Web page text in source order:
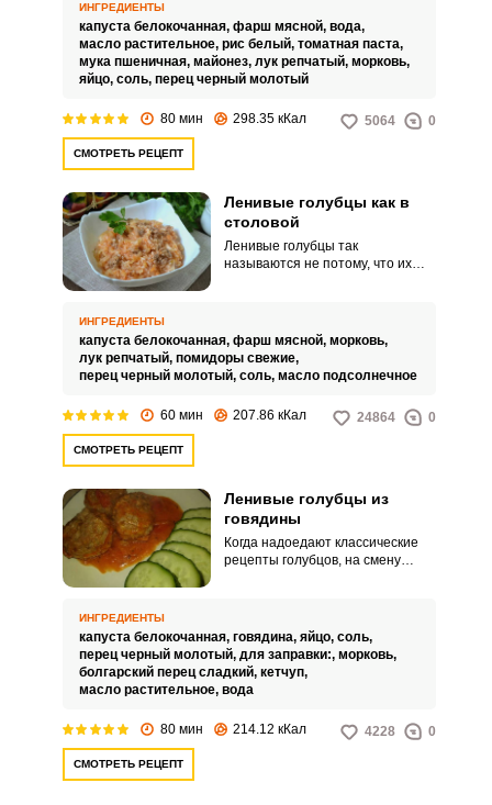
ИНГРЕДИЕНТЫ
капуста белокочанная, фарш мясной, вода,
масло растительное, рис белый, томатная паста,
мука пшеничная, майонез, лук репчатый, морковь,
яйцо, соль, перец черный молотый
80 мин 298.35 кКал 5064 0
СМОТРЕТЬ РЕЦЕПТ
Ленивые голубцы как в
столовой
Ленивые голубцы так
называются не потому, что их
требуется заворачивать в
капустные листы. Возможно,
некоторые даже найдут это
блюдо более вкусным по
вариантом.
ИНГРЕДИЕНТЫ
капуста белокочанная, фарш мясной, морковь,
лук репчатый, помидоры свежие,
перец черный молотый, соль, масло подсолнечное
60 мин 207.86 кКал 24864 0
СМОТРЕТЬ РЕЦЕПТ
Ленивые голубцы из
говядины
Когда надоедают классические
рецепты голубцов, на смену
второе, используя сытную
говядину и нежную домашнюю
подливу.
ИНГРЕДИЕНТЫ
капуста белокочанная, говядина, яйцо, соль,
перец черный молотый, для заправки:, морковь,
болгарский перец сладкий, кетчуп,
масло растительное, вода
80 мин 214.12 кКал 4228 0
СМОТРЕТЬ РЕЦЕПТ